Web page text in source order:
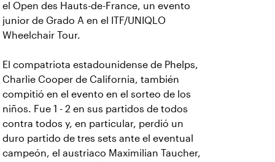
el Open des Hauts-de-France, un evento
junior de Grado A en el ITF/UNIQLO
Wheelchair Tour.
El compatriota estadounidense de Phelps,
Charlie Cooper de California, también
compitió en el evento en el sorteo de los
niños. Fue 1 - 2 en sus partidos de todos
contra todos y, en particular, perdió un
duro partido de tres sets ante el eventual
campeón, el austriaco Maximilian Taucher,